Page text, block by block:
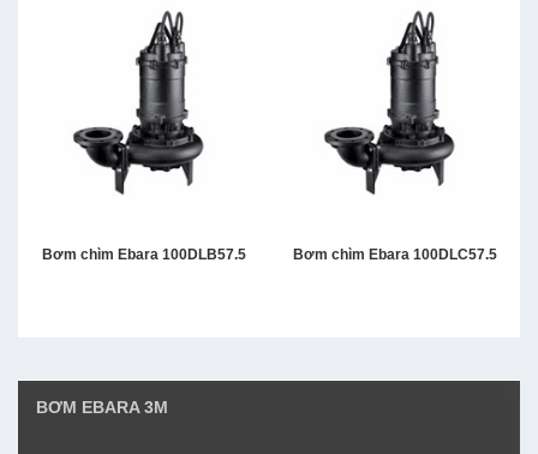
Bơm chìm Ebara 100DLB57.5 Bơm chìm Ebara 100DLC57.5
BƠM EBARA 3M